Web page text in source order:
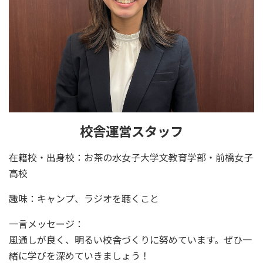
校舎運営スタッフ
在籍校・出身校：お茶の水女子大学文教育学部・前橋女子
高校
趣味：キャンプ、ラジオを聴くこと
一言メッセージ：
風通しが良く、明るい校舎づくりに努めています。ぜひ一
緒に学びを深めていきましょう！